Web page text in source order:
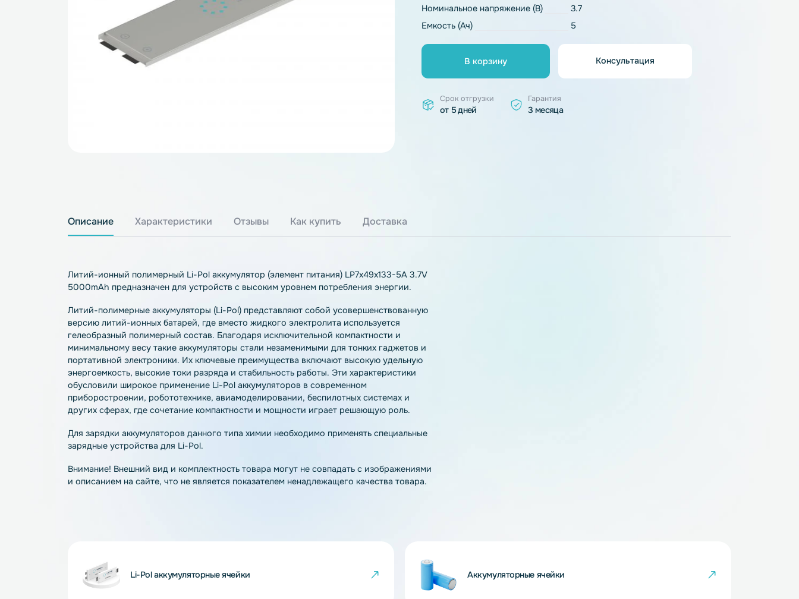
Тип химии
Емкость (Ач) 5
В корзину
Описание Характеристики Отзывы Как купить Доставка
Литий-ионный полимерный Li-Pol аккумулятор (элемент питания) LP7х49х133-5A 3.7V
5000mAh предназначен для устройств с высоким уровнем потребления энергии.
Литий-полимерные аккумуляторы (Li-Pol) представляют собой усовершенствованную
версию литий-ионных батарей, где вместо жидкого электролита используется
гелеобразный полимерный состав. Благодаря исключительной компактности и
минимальному весу такие аккумуляторы стали незаменимыми для тонких гаджетов и
портативной электроники. Их ключевые преимущества включают высокую удельную
энергоемкость, высокие токи разряда и стабильность работы. Эти характеристики
приборостроении, робототехнике, авиамоделировании, беспилотных системах и
других сферах, где сочетание компактности и мощности играет решающую роль.
и описанием на сайте, что не является показателем ненадлежащего качества товара.